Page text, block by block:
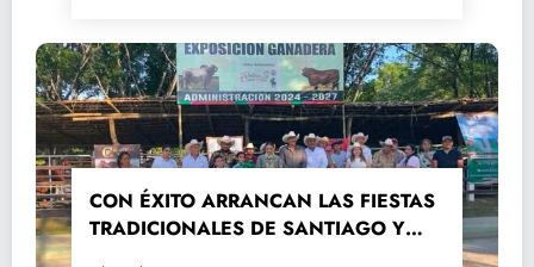
CON ÉXITO ARRANCAN LAS FIESTAS
TRADICIONALES DE SANTIAGO Y